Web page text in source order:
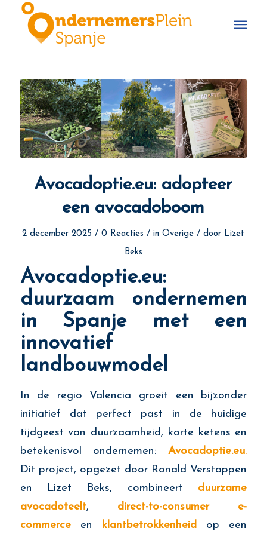
Avocadoptie.eu: adopteer
een avocadoboom
2 december 2025 / 0 Reacties / inOverige / door Lizet
Beks
Avocadoptie.eu:
duurzaam ondernemen
in Spanje met een
innovatief
landbouwmodel
In de regio Valencia groeit een bijzonder
initiatief dat perfect past in de huidige
tijdgeest van duurzaamheid, korte ketens en
betekenisvol ondernemen:Avocadoptie.eu.
Dit project, opgezet door Ronald Verstappen
en Lizet Beks, combineert duurzame
avocadoteelt, direct-to-consumer e-
commerceen klantbetrokkenheid
op een